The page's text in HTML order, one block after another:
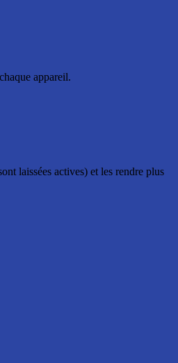
appareil.
laissées actives) et les rendre plus